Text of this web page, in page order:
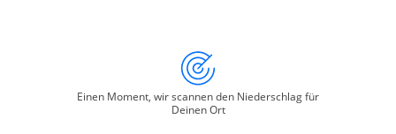
Einen Moment, wir scannen den Niederschlag für
Deinen Ort